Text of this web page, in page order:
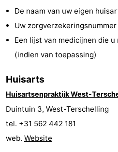
-
De
Riesen
Elements
Schuttersbos
-
Tjermelân
Last
minutes
Strand
Zien
De naam van uw eigen
Uw zorgverzekeringsnummer
Een lijst van medicijnen die
(indien van toepassing)
Huisarts
Huisartsenpraktijk West-
Duintuin 3, West-Terschelling
tel. +31 562 442 181
web. Website